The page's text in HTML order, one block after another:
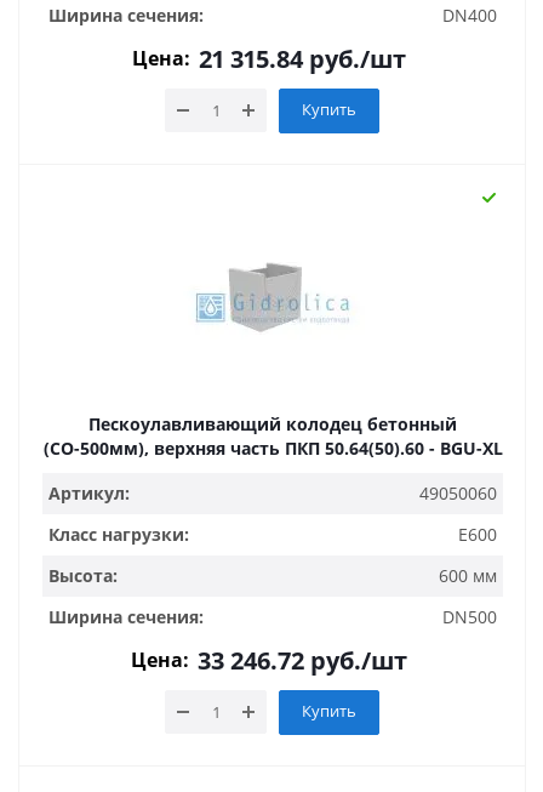
Ширина сечения:
DN400
Цена: 21 315.84руб./шт
Купить
Пескоулавливающий колодец бетонный
(СО-500мм), верхняя часть ПКП 50.64(50).60 - BGU-XL
Артикул:
49050060
Класс нагрузки:
E600
Высота:
600 мм
Ширина сечения:
DN500
Цена: 33 246.72руб./шт
Купить